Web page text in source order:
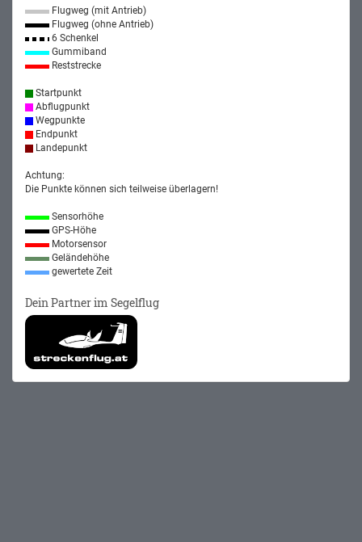
Flugweg (mit Antrieb)
Flugweg (ohne Antrieb)
6 Schenkel
Gummiband
Reststrecke
Startpunkt
Abflugpunkt
Wegpunkte
Endpunkt
Landepunkt
Achtung:
Die Punkte können sich teilweise überlagern!
Sensorhöhe
GPS-Höhe
Motorsensor
Geländehöhe
gewertete Zeit
Dein Partner im Segelflug